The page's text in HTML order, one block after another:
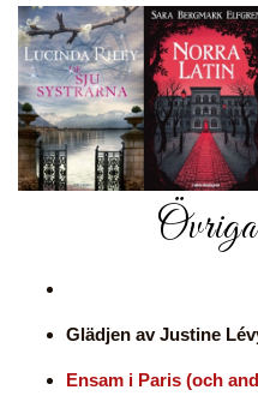
Glädjen av Justine
Ensam i Paris (och